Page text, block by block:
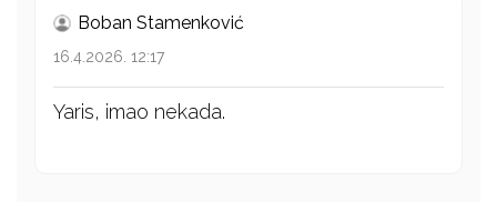
Boban Stamenković
16.4.2026. 12:17
Yaris, imao nekada.